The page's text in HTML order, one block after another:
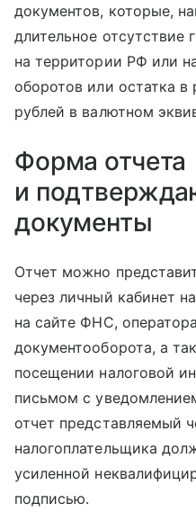
документов, которые,
длительное отсутствие
на территории РФ или
оборотов или остатка
рублей в валютном
Форма отчета
и
документы
Отчет можно
через личный кабинет
на сайте ФНС,
документооборота, а
посещении налоговой
письмом с
отчет представляемый
налогоплательщика
усиленной
подписью.